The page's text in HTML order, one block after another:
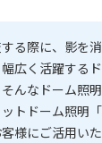
る際に、影を
広く活躍するド
んなドーム照
トドーム照明
様にご活用い